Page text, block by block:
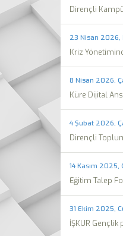
Dirençli
23 Nisan 2026,
Kriz
8 Nisan 2026,
Küre Dijital
4 Şubat 2026,
Dirençli
14 Kasım 2025,
Eğitim Talep
31 Ekim 2025,
İŞKUR